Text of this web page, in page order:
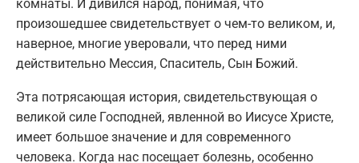
комнаты. И дивился народ, понимая, что
произошедшее свидетельствует о чем-то великом, и,
наверное, многие уверовали, что перед ними
действительно Мессия, Спаситель, Сын Божий.
Эта потрясающая история, свидетельствующая о
великой силе Господней, явленной во Иисусе Христе,
имеет большое значение и для современного
человека. Когда нас посещает болезнь, особенно